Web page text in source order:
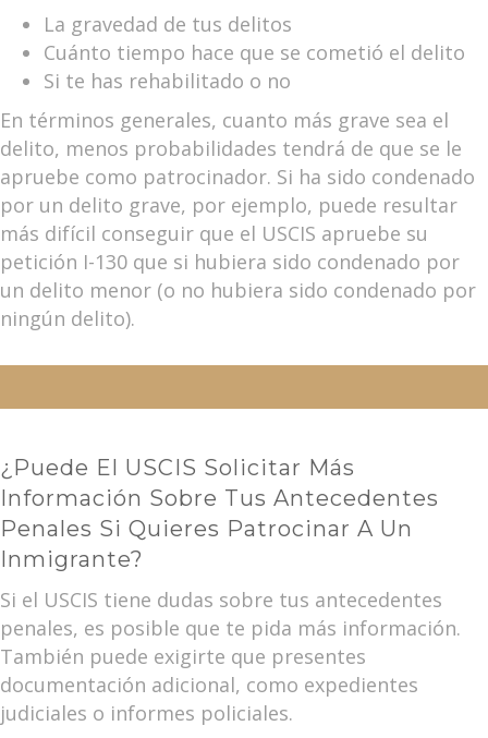
La gravedad de tus delitos
Cuánto tiempo hace que se cometió el delito
Si te has rehabilitado o no
En términos generales, cuanto más grave sea el
delito, menos probabilidades tendrá de que se le
apruebe como patrocinador. Si ha sido condenado
por un delito grave, por ejemplo, puede resultar
más difícil conseguir que el USCIS apruebe su
petición I-130 que si hubiera sido condenado por
un delito menor (o no hubiera sido condenado por
ningún delito).
¿Puede El USCIS Solicitar Más
Información Sobre Tus Antecedentes
Penales Si Quieres Patrocinar A Un
Inmigrante?
Si el USCIS tiene dudas sobre tus antecedentes
penales, es posible que te pida más información.
También puede exigirte que presentes
documentación adicional, como expedientes
judiciales o informes policiales.